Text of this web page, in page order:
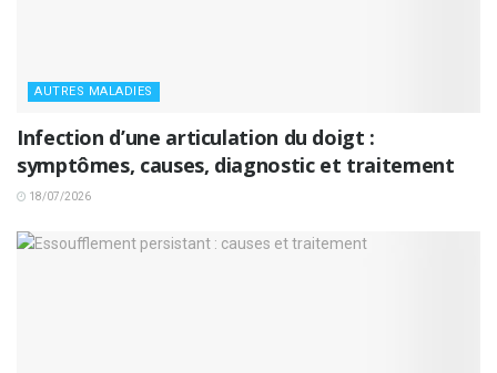
AUTRES MALADIES
Infection d’une articulation du doigt :
symptômes, causes, diagnostic et traitement
18/07/2026